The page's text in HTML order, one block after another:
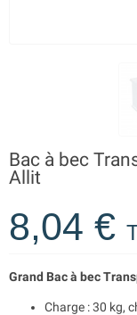
Bac à bec
Allit
8,04 €
Grand Bac à bec
Charge : 30 kg,